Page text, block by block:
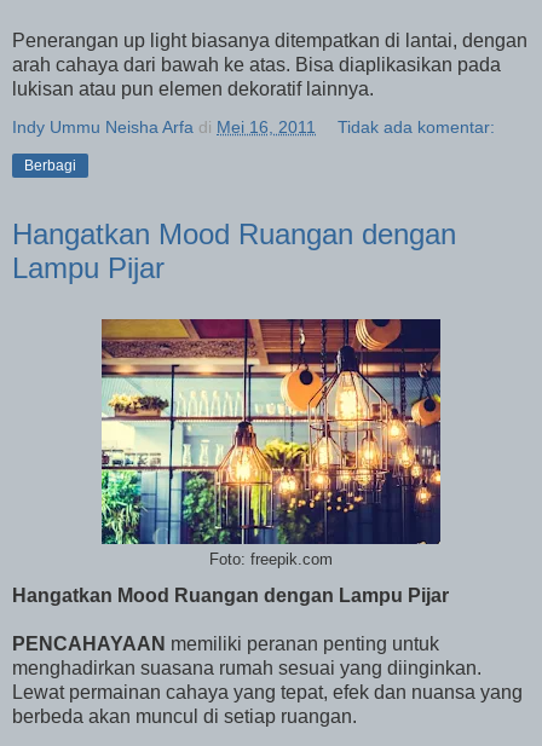
Penerangan up light biasanya ditempatkan di lantai, dengan
arah cahaya dari bawah ke atas. Bisa diaplikasikan pada
lukisan atau pun elemen dekoratif lainnya.
Indy Ummu Neisha Arfa di Mei 16, 2011 Tidak ada komentar:
Berbagi
Hangatkan Mood Ruangan dengan
Lampu Pijar
Foto: freepik.com
Hangatkan Mood Ruangan dengan Lampu Pijar
PENCAHAYAAN memiliki peranan penting untuk
menghadirkan suasana rumah sesuai yang diinginkan.
Lewat permainan cahaya yang tepat, efek dan nuansa yang
berbeda akan muncul di setiap ruangan.